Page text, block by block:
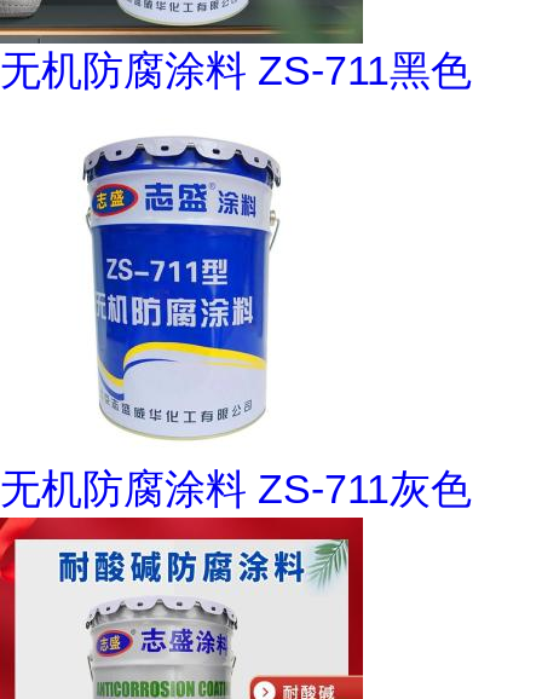
无机防腐涂料 ZS-711黑色
无机防腐涂料 ZS-711灰色